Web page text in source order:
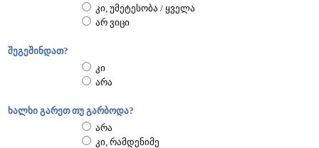
კი, უმეტესობა / ყველა
არ ვიცი
შეგეშინდათ?
კი
არა
ხალხი გარეთ თუ გარბოდა?
არა
კი, რამდენიმე